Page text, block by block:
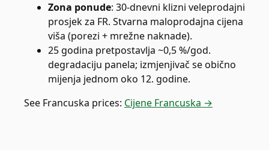
Zona ponude: 30-dnevni klizni veleprodajni
prosjek za FR. Stvarna maloprodajna cijena
viša (porezi + mrežne naknade).
25 godina pretpostavlja ~0,5 %/god.
degradaciju panela; izmjenjivač se obično
mijenja jednom oko 12. godine.
See Francuska prices: Cijene Francuska →